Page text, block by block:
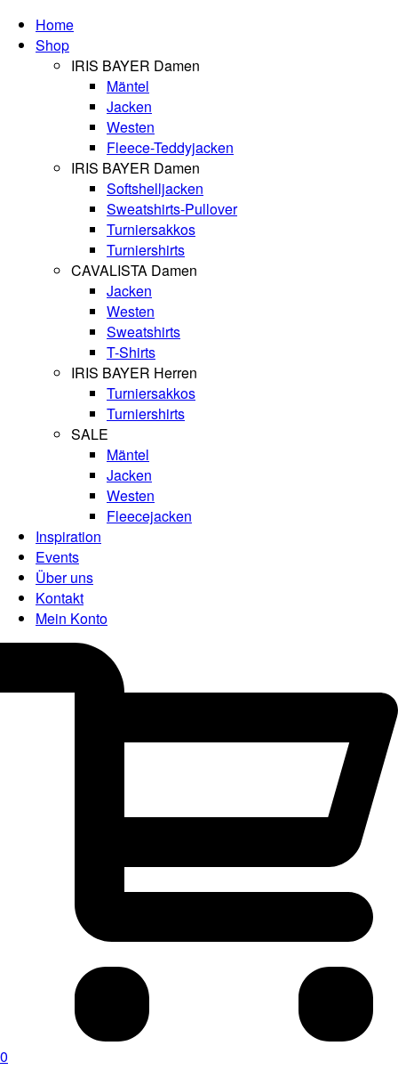
Home
Shop
IRIS BAYER Damen
Mäntel
Jacken
Westen
Fleece-Teddyjacken
IRIS BAYER Damen
Softshelljacken
Sweatshirts-Pullover
Turniersakkos
Turniershirts
CAVALISTA Damen
Jacken
Westen
Sweatshirts
T-Shirts
IRIS BAYER Herren
Turniersakkos
Turniershirts
SALE
Mäntel
Jacken
Westen
Fleecejacken
Inspiration
Events
Über uns
Kontakt
Mein Konto
0